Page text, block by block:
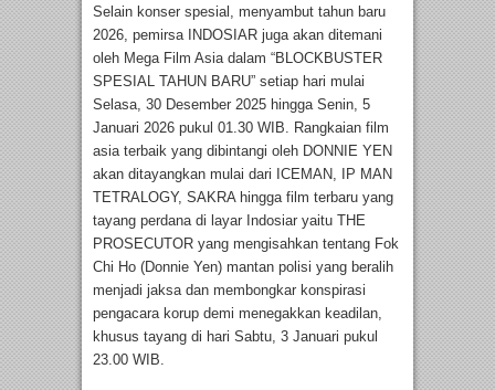
Selain konser spesial, menyambut tahun baru
2026, pemirsa INDOSIAR juga akan ditemani
oleh Mega Film Asia dalam “BLOCKBUSTER
SPESIAL TAHUN BARU” setiap hari mulai
Selasa, 30 Desember 2025 hingga Senin, 5
Januari 2026 pukul 01.30 WIB. Rangkaian film
asia terbaik yang dibintangi oleh DONNIE YEN
akan ditayangkan mulai dari ICEMAN, IP MAN
TETRALOGY, SAKRA hingga film terbaru yang
tayang perdana di layar Indosiar yaitu THE
PROSECUTOR yang mengisahkan tentang Fok
Chi Ho (Donnie Yen) mantan polisi yang beralih
menjadi jaksa dan membongkar konspirasi
pengacara korup demi menegakkan keadilan,
khusus tayang di hari Sabtu, 3 Januari pukul
23.00 WIB.